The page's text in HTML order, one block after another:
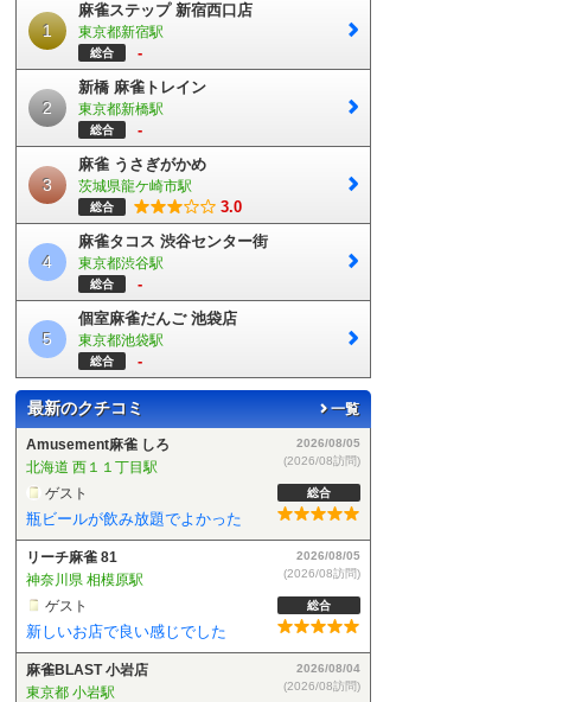
1
麻雀ステップ 新宿西口店
東京都新宿駅
総合 -
2
新橋 麻雀トレイン
東京都新橋駅
総合 -
3
麻雀 うさぎがかめ
茨城県龍ケ崎市駅
総合 3.0
4
麻雀タコス 渋谷センター街
東京都渋谷駅
総合 -
5
個室麻雀だんご 池袋店
東京都池袋駅
総合 -
最新のクチコミ 一覧
Amusement麻雀 しろ
北海道 西１１丁目駅
ゲスト
2026/08/05
(2026/08訪問)
総合
瓶ビールが飲み放題でよかった
リーチ麻雀 81
神奈川県 相模原駅
ゲスト
2026/08/05
(2026/08訪問)
総合
新しいお店で良い感じでした
麻雀BLAST 小岩店
東京都 小岩駅
2026/08/04
(2026/08訪問)